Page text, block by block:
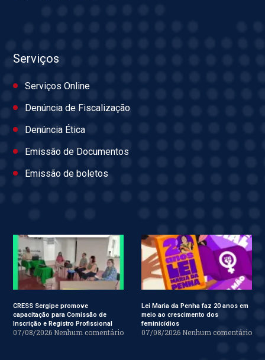
Serviços
Serviços Online
Denúncia de Fiscalização
Denúncia Ética
Emissão de Documentos
Emissão de boletos
CRESS Sergipe promove
capacitação para Comissão de
Inscrição e Registro Profissional
07/08/2026 Nenhum comentário
Lei Maria da Penha faz 20 anos em
meio ao crescimento dos
feminicídios
07/08/2026 Nenhum comentário